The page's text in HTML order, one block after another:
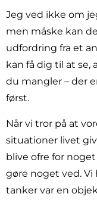
Jeg ved ikke om
men måske kan
udfordring fra et
kan få dig til at se,
du mangler – der
først.
Når vi tror på at
situationer livet
blive ofre for
gøre noget ved.
tanker var en